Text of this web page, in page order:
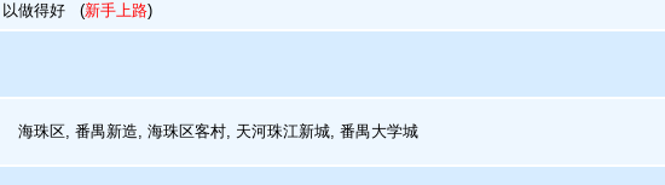
以做得好 (新手上路)
海珠区, 番禺新造, 海珠区客村, 天河珠江新城, 番禺大学城